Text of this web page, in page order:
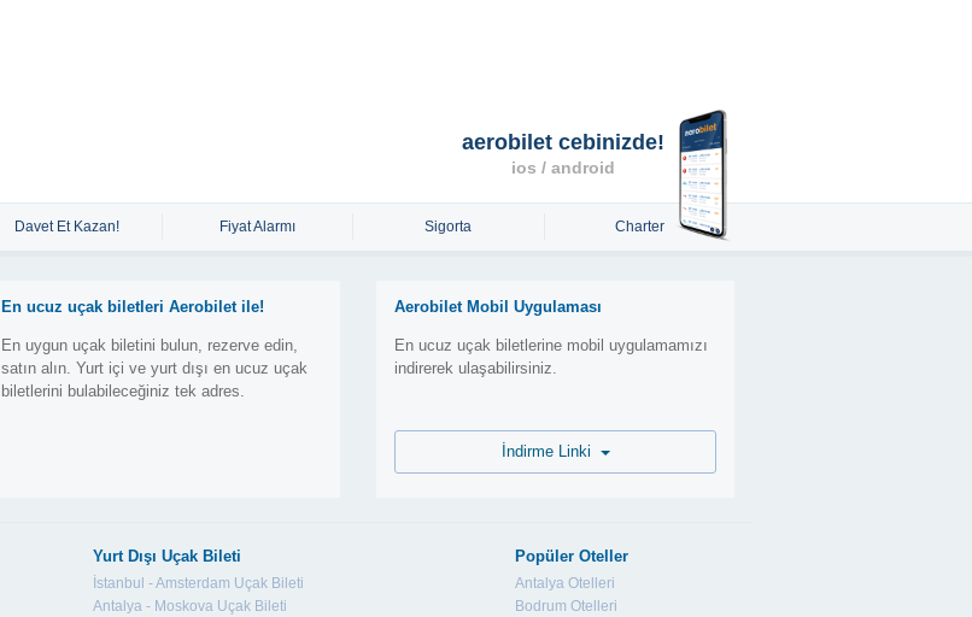
Davet Et Kazan! Fiyat Alarmı Sigorta Charter
En ucuz uçak biletleri Aerobilet ile!
En uygun uçak biletini bulun, rezerve edin,
satın alın. Yurt içi ve yurt dışı en ucuz uçak
biletlerini bulabileceğiniz tek adres.
aerobilet cebinizde!
ios / android
Aerobilet Mobil Uygulaması
En ucuz uçak biletlerine mobil uygulamamızı
indirerek ulaşabilirsiniz.
Yurt Dışı Uçak Bileti
İstanbul - Amsterdam Uçak Bileti
Antalya - Moskova Uçak Bileti
Popüler Oteller
Antalya Otelleri
Bodrum Otelleri